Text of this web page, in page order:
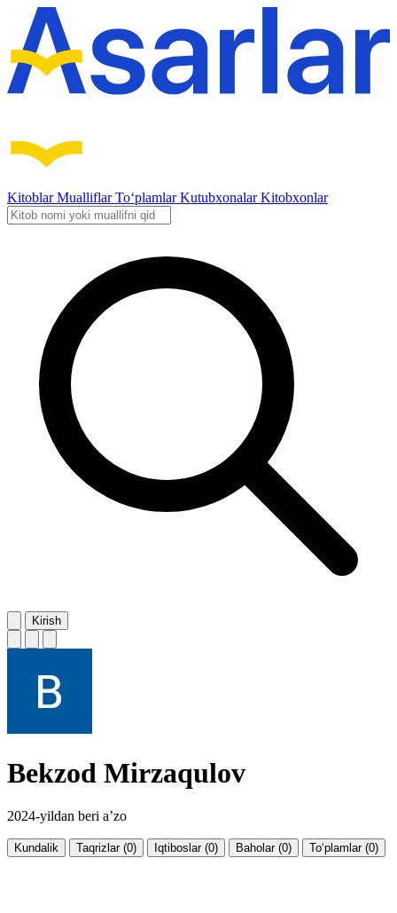
KitoblarMualliflarTo‘plamlarKutubxonalarKitobxonlar
Kirish
Bekzod Mirzaqulov
2024-yildan beri a’zo
Kundalik Taqrizlar (0) Iqtiboslar (0) Baholar (0) To‘plamlar (0)